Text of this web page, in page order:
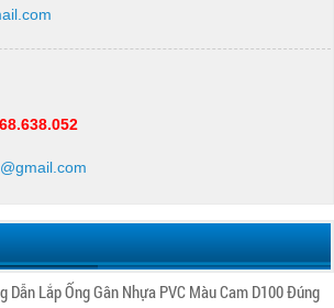
Dẫn Lắp Ống Gân Nhựa PVC Màu Cam D100 Đúng